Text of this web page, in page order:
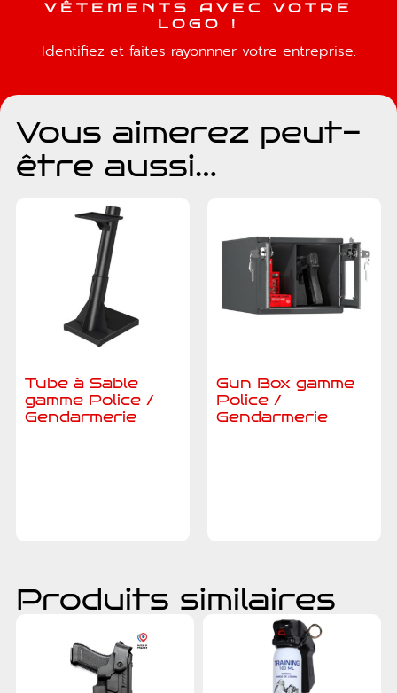
V Ê T E M E N T S A V E C VO T R E
L O G O !
Identifiez et faites rayonnner votre entreprise.
Vous aimerez peut-
être aussi…
Tube à Sable
gamme Police /
Gendarmerie
Gun Box gamme
Police /
Gendarmerie
Produits similaires